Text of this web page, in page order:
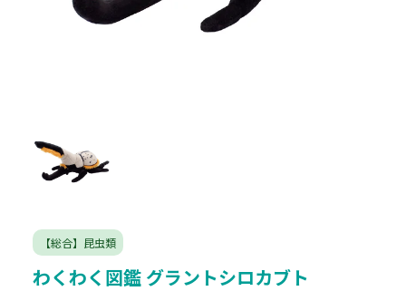
【総合】昆虫類
わくわく図鑑 グラントシロカブト